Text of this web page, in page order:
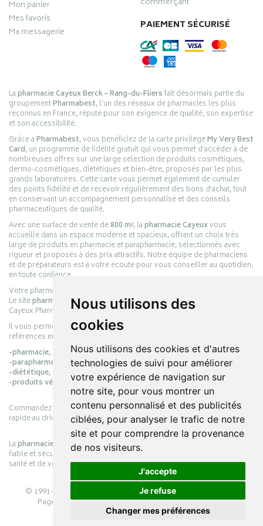
Nous utilisons des
cookies
Nous utilisons des cookies et d'autres
technologies de suivi pour améliorer
votre expérience de navigation sur
notre site, pour vous montrer un
contenu personnalisé et des publicités
ciblées, pour analyser le trafic de notre
site et pour comprendre la provenance
de nos visiteurs.
J'accepte
Je refuse
Changer mes préférences
Mon panier
Mes favoris
Ma messagerie
PAIEMENT SÉCURISÉ
Lapharmacie Cayeux Berck – Rang-du-Fliersfait désormais partie du
groupementPharmabest, l’un des réseaux de pharmacies les plus
reconnus en France, réputé pour son exigence de qualité, son expertise
et son accessibilité.
Grâce àPharmabest, vous bénéficiez de la carte privilègeMy Very Best
Card, un programme de fidélité gratuit qui vous permet d’accéder à de
nombreuses offres sur une large sélection de produits cosmétiques,
dermo-cosmétiques, diététiques et bien-être, proposés par les plus
grands laboratoires. Cette carte vous permet également de cumuler
des points fidélité et de recevoir régulièrement des bons d’achat, tout
en conservant un accompagnement personnalisé et des conseils
pharmaceutiques de qualité.
Avec une surface de vente de800 m², lapharmacie Cayeuxvous
accueille dans un espace moderne et spacieux, offrant un choix très
large de produits en pharmacie et parapharmacie, sélectionnés avec
rigueur et proposés à des prix attractifs. Notre équipe de pharmaciens
et de préparateurs est à votre écoute pour vous conseiller au quotidien,
en toute confiance.
Votre pharmacie en ligne :
Le sitepharmacie-cayeux.frest le prolongement digital de la pharmacie
Cayeux Pharmabest Berck-sur-Mer – Rang-du-Fliers.
Il vous permet de réaliser vos achats en ligne parmi des milliers de
références en :
-pharmacie,
-parapharmacie,
-diététique,
-produits vétérinaires.
Commandez simplement vos produits en ligne et choisissez le retrait
rapide au drive ou la livraison à domicile, en toute simplicité.
Lapharmacie Cayeuxs’engage à vous offrir une expérience pratique,
fiable et sécurisée, en officine comme en ligne, au service de votre
santé et de votre bien-être.
© 1991-2026 PHARMACIE CAYEUX– Tous droits réservés –
Page mise à jour le 03/08/2026 –Pharmacie en ligne
Apotekisto